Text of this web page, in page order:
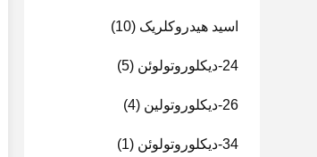
اسید هیدروکلریک (10)
24-دیکلوروتولوئن (5)
26-دیکلوروتولین (4)
34-دیکلوروتولوئن (1)